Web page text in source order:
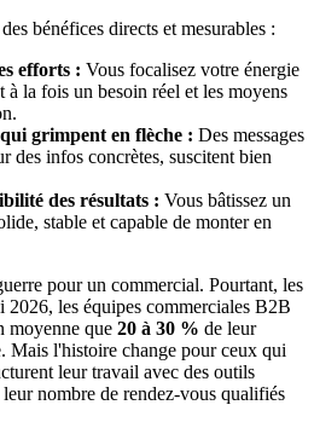
bénéfices directs et mesurables :
efforts : Vous focalisez votre énergie
à la fois un besoin réel et les moyens
grimpent en flèche : Des messages
des infos concrètes, suscitent bien
des résultats : Vous bâtissez un
stable et capable de monter en
pour un commercial. Pourtant, les
2026, les équipes commerciales B2B
moyenne que 20 à 30 % de leur
Mais l'histoire change pour ceux qui
leur travail avec des outils
nombre de rendez-vous qualifiés